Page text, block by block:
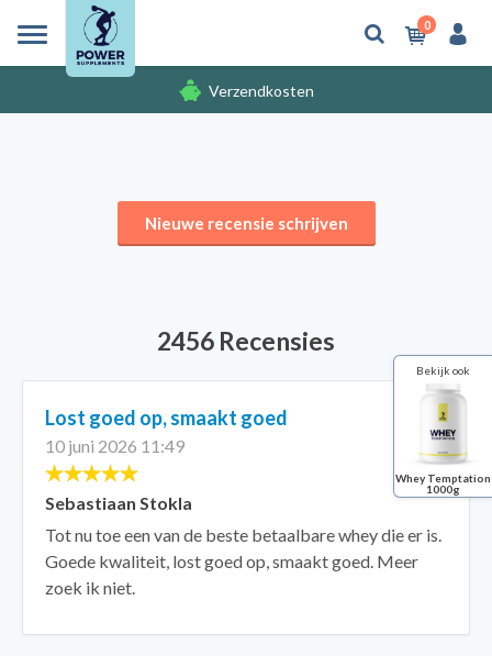
0
Verzendkosten
Nieuwe recensie schrijven
2456 Recensies
Lost goed op, smaakt goed
10 juni 2026 11:49
Sebastiaan Stokla
Tot nu toe een van de beste betaalbare whey die er is.
Goede kwaliteit, lost goed op, smaakt goed. Meer
zoek ik niet.
Bekijk ook
Whey Temptation
1000g